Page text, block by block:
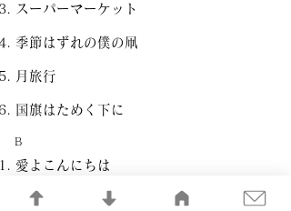
スーパーマーケット
季節はずれの僕の凧
月旅行
国旗はためく下に
B
愛よこんにちは
新しい暮し